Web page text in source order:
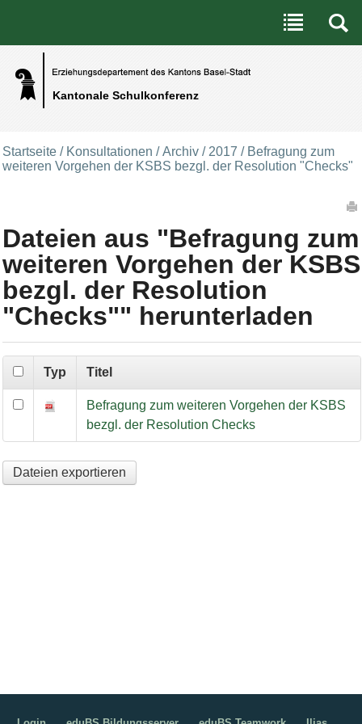
Kantonale Schulkonferenz
Benutzerspezifische Werkzeuge
Direkt zum Inhalt|Direkt zur Navigation
Startseite / Konsultationen /Archiv / 2017 / Befragung zum
weiteren Vorgehen der KSBS bezgl. der Resolution "Checks"
Dateien aus "Befragung zum
weiteren Vorgehen der KSBS
bezgl. der Resolution
"Checks"" herunterladen
Befragung zum weiteren Vorgehen der KSBS bezgl. der
Typ Titel
Befragung zum weiteren Vorgehen der KSBS
bezgl. der Resolution Checks
Dateien exportieren